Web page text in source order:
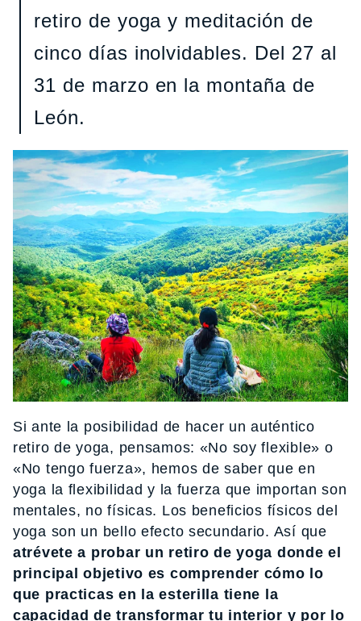
retiro de yoga y meditación de
cinco días inolvidables. Del 27 al
31 de marzo en la montaña de
León.
Si ante la posibilidad de hacer un auténtico
retiro de yoga, pensamos: «No soy flexible» o
«No tengo fuerza», hemos de saber que en
yoga la flexibilidad y la fuerza que importan son
mentales, no físicas. Los beneficios físicos del
yoga son un bello efecto secundario. Así que
atrévete a probar un retiro de yoga donde el
principal objetivo es comprender cómo lo
que practicas en la esterilla tiene la
capacidad de transformar tu interior y por lo